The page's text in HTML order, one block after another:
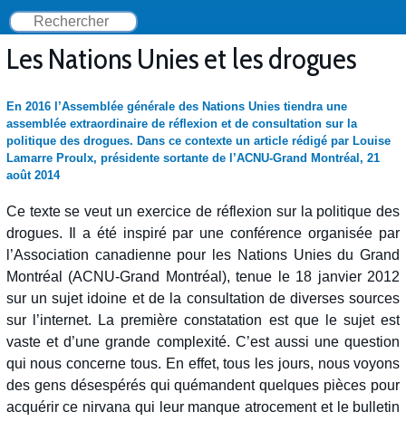
Les Nations Unies et les drogues
En 2016 l’Assemblée générale des Nations Unies tiendra une
assemblée extraordinaire de réflexion et de consultation sur la
politique des drogues. Dans ce contexte un article rédigé par Louise
Lamarre Proulx, présidente sortante de l’ACNU-Grand Montréal, 21
août 2014
Ce texte se veut un exercice de réflexion sur la politique des
drogues. Il a été inspiré par une conférence organisée par
l’Association canadienne pour les Nations Unies du Grand
Montréal (ACNU-Grand Montréal), tenue le 18 janvier 2012
sur un sujet idoine et de la consultation de diverses sources
sur l’internet. La première constatation est que le sujet est
vaste et d’une grande complexité. C’est aussi une question
qui nous concerne tous. En effet, tous les jours, nous voyons
des gens désespérés qui quémandent quelques pièces pour
acquérir ce nirvana qui leur manque atrocement et le bulletin